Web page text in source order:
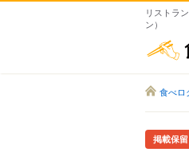
リストラ
ン）
食べロ
掲載保留